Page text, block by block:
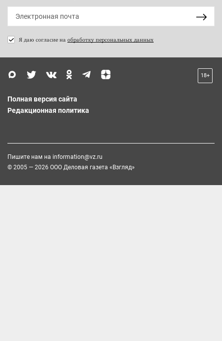
Я даю согласие на обработку персональных данных
18+
Полная версия сайта
Редакционная политика
Пишите нам на information@vz.ru
© 2005 — 2026 ООО Деловая газета «Взгляд»